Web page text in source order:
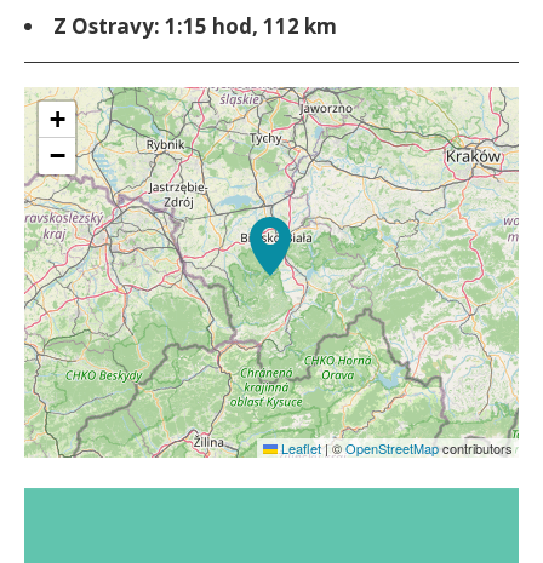
Z Ostravy: 1:15 hod, 112 km
+
−
Leaflet|©OpenStreetMapcontributors